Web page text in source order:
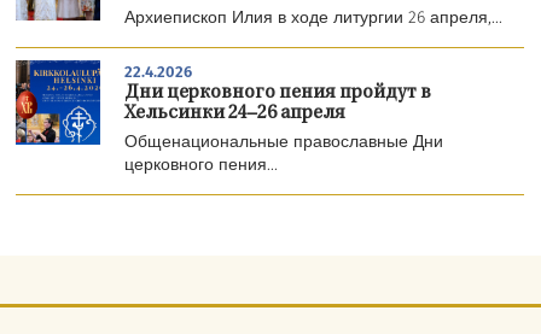
Архиепископ Илия в ходе литургии 26 апреля,...
22.4.2026
Дни церковного пения пройдут в
Хельсинки 24–26 апреля
Общенациональные православные Дни
церковного пения...